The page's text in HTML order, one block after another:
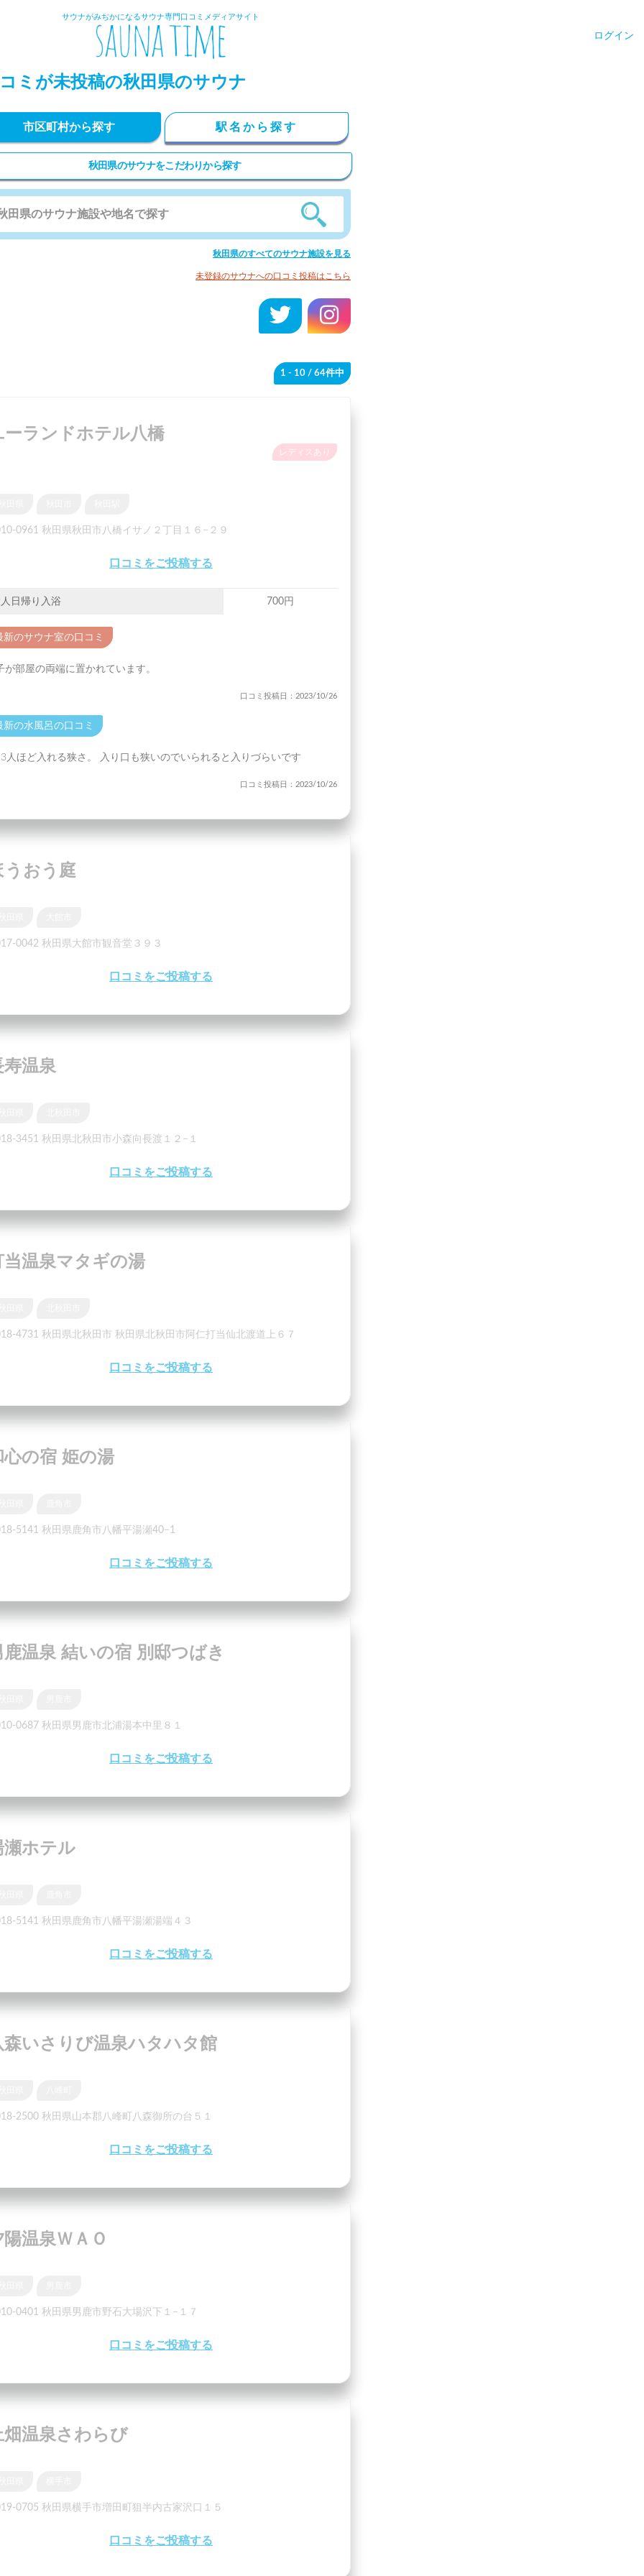
サウナがみぢかになるサウナ専門口コミメディアサイト
ログイン
ミが未投稿の秋田県のサウナ
市区町村から探す 駅名から探す
秋田県のサウナをこだわりから探す
秋田県のすべてのサウナ施設を見る
未登録のサウナへの口コミ投稿はこちら
1 - 10 / 64件中
ーランドホテル八橋
レディスあり
0961 秋田県秋田市八橋イサノ２丁目１６−２９
口コミをご投稿する
日帰り入浴 700円
新のサウナ室の口コミ
が部屋の両端に置かれています。
口コミ投稿日：2023/10/26
新の水風呂の口コミ
人ほど入れる狭さ。 入り口も狭いのでいられると入りづらいです
口コミ投稿日：2023/10/26
うおう庭
0042 秋田県大館市観音堂３９３
口コミをご投稿する
寿温泉
3451 秋田県北秋田市小森向長渡１２−１
口コミをご投稿する
当温泉マタギの湯
4731 秋田県北秋田市 秋田県北秋田市阿仁打当仙北渡道上６７
口コミをご投稿する
心の宿 姫の湯
5141 秋田県鹿角市八幡平湯瀬40−1
口コミをご投稿する
鹿温泉 結いの宿 別邸つばき
0687 秋田県男鹿市北浦湯本中里８１
口コミをご投稿する
瀬ホテル
5141 秋田県鹿角市八幡平湯瀬湯端４３
口コミをご投稿する
森いさりび温泉ハタハタ館
2500 秋田県山本郡八峰町八森御所の台５１
口コミをご投稿する
陽温泉ＷＡＯ
0401 秋田県男鹿市野石大場沢下１−１７
口コミをご投稿する
畑温泉さわらび
0705 秋田県横手市増田町狙半内古家沢口１５
口コミをご投稿する